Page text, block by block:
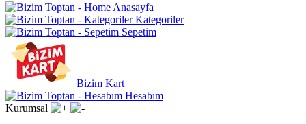
Anasayfa
Kategoriler
Sepetim
Bizim Kart
Hesabım
Kurumsal